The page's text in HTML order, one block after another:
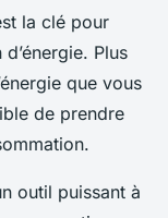
la clé pour
Plus
que vous
de prendre
outil puissant à